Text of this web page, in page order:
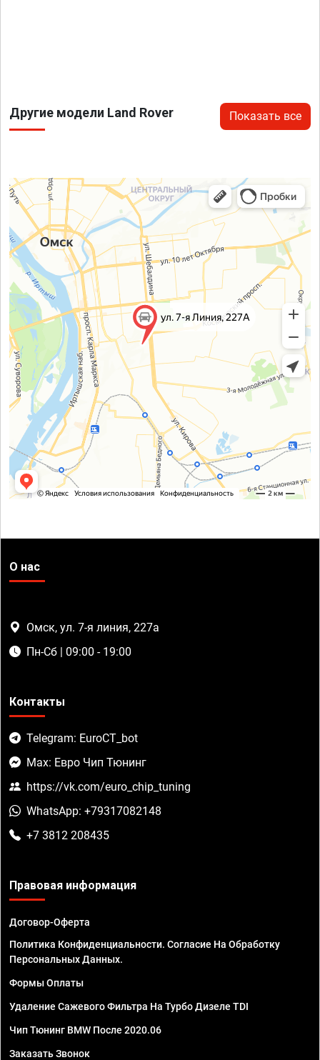
Другие модели Land Rover Показать все
О нас
Омск, ул. 7-я линия, 227а
Пн-Сб | 09:00 - 19:00
Контакты
Telegram: EuroCT_bot
Max: Евро Чип Тюнинг
https://vk.com/euro_chip_tuning
WhatsApp: +79317082148
+7 3812 208435
Правовая информация
Договор-Оферта
Политика Конфиденциальности. Согласие На Обработку
Персональных Данных.
Формы Оплаты
Удаление Сажевого Фильтра На Турбо Дизеле TDI
Чип Тюнинг BMW После 2020.06
Заказать Звонок